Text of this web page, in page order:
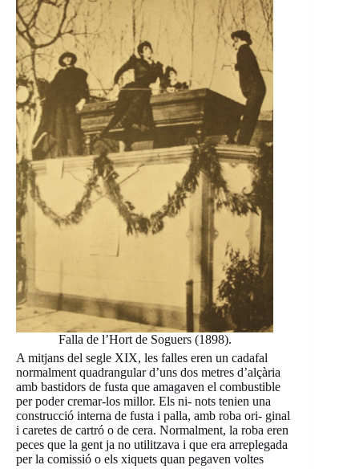
Falla de l’Hort de Soguers (1898).
A mitjans del segle XIX, les falles eren un cadafal
normalment quadrangular d’uns dos metres d’alçària
amb bastidors de fusta que amagaven el combustible
per poder cremar-los millor. Els ni- nots tenien una
construcció interna de fusta i palla, amb roba ori- ginal
i caretes de cartró o de cera. Normalment, la roba eren
peces que la gent ja no utilitzava i que era arreplegada
per la comissió o els xiquets quan pegaven voltes